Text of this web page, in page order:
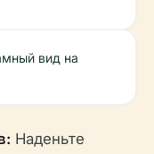
вид на
Наденьте